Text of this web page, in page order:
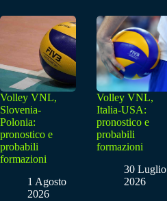
Volley VNL,
Slovenia-
Polonia:
pronostico e
probabili
formazioni
1 Agosto
2026
Volley VNL,
Italia-USA:
pronostico e
probabili
formazioni
30 Luglio
2026